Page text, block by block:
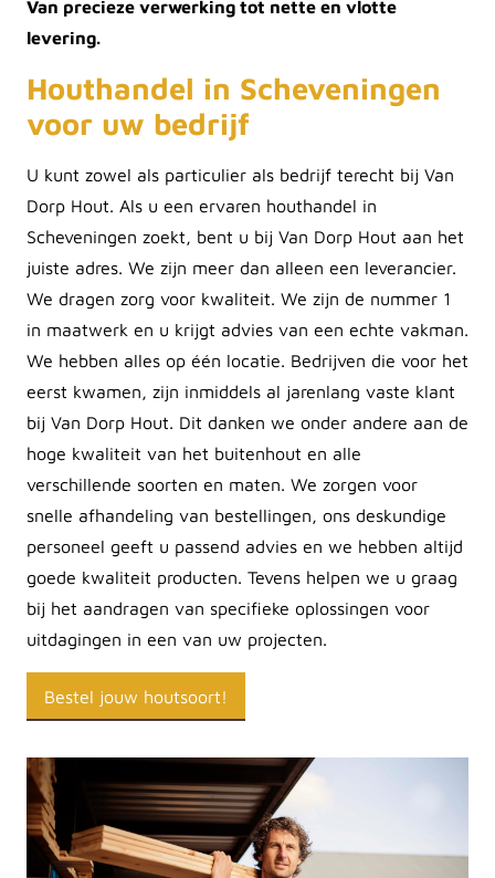
Van precieze verwerking tot nette en vlotte
levering.
Houthandel in Scheveningen
voor uw bedrijf
U kunt zowel als particulier als bedrijf terecht bij Van
Dorp Hout. Als u een ervaren houthandel in
Scheveningen zoekt, bent u bij Van Dorp Hout aan het
juiste adres. We zijn meer dan alleen een leverancier.
We dragen zorg voor kwaliteit. We zijn de nummer 1
in maatwerk en u krijgt advies van een echte vakman.
We hebben alles op één locatie. Bedrijven die voor het
eerst kwamen, zijn inmiddels al jarenlang vaste klant
bij Van Dorp Hout. Dit danken we onder andere aan de
hoge kwaliteit van het buitenhout en alle
verschillende soorten en maten. We zorgen voor
snelle afhandeling van bestellingen, ons deskundige
personeel geeft u passend advies en we hebben altijd
goede kwaliteit producten. Tevens helpen we u graag
bij het aandragen van specifieke oplossingen voor
uitdagingen in een van uw projecten.
Bestel jouw houtsoort!